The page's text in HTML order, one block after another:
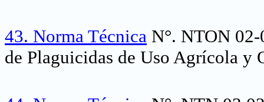
43. Norma Técnica N°. NTON
de Plaguicidas de Uso Agrícola y